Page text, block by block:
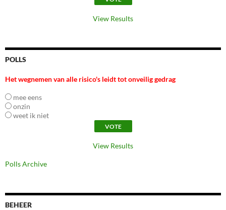
View Results
POLLS
Het wegnemen van alle risico's leidt tot onveilig gedrag
mee eens
onzin
weet ik niet
View Results
Polls Archive
BEHEER